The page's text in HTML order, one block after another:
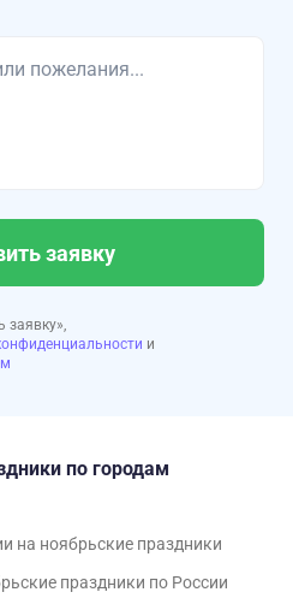
заявку
заявку»,
и
по городам
на ноябрьские праздники
праздники по России